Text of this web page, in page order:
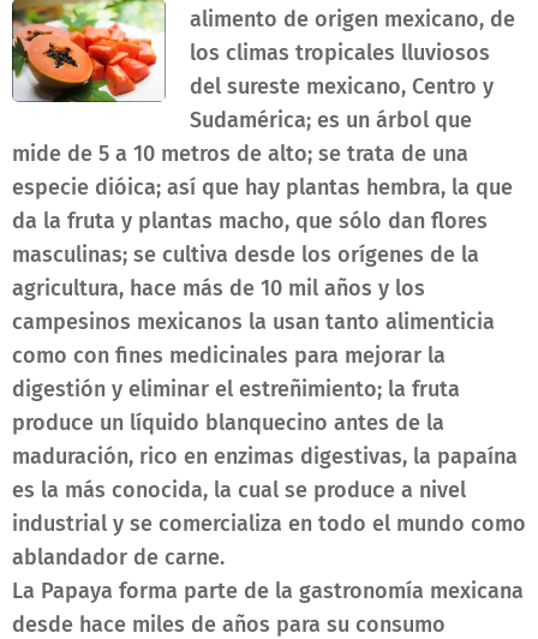
alimento de origen mexicano, de
los climas tropicales lluviosos
del sureste mexicano, Centro y
Sudamérica; es un árbol que
mide de 5 a 10 metros de alto; se trata de una
especie dióica; así que hay plantas hembra, la que
da la fruta y plantas macho, que sólo dan flores
masculinas; se cultiva desde los orígenes de la
agricultura, hace más de 10 mil años y los
campesinos mexicanos la usan tanto alimenticia
como con fines medicinales para mejorar la
digestión y eliminar el estreñimiento; la fruta
produce un líquido blanquecino antes de la
maduración, rico en enzimas digestivas, la papaína
es la más conocida, la cual se produce a nivel
industrial y se comercializa en todo el mundo como
ablandador de carne.
La Papaya forma parte de la gastronomía mexicana
desde hace miles de años para su consumo